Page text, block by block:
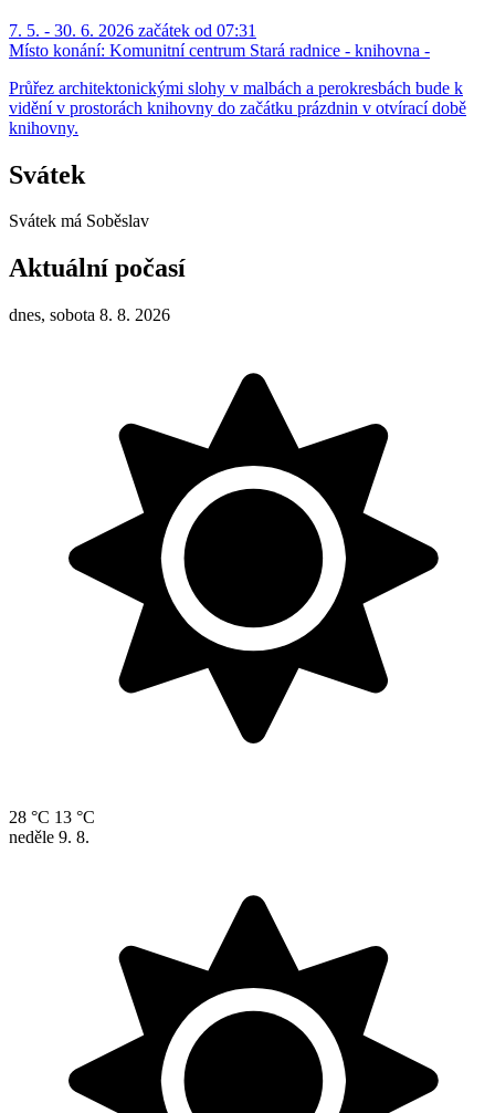
7. 5. - 30. 6. 2026 začátek od 07:31
Místo konání: Komunitní centrum Stará radnice - knihovna -
Průřez architektonickými slohy v malbách a perokresbách bude k
vidění v prostorách knihovny do začátku prázdnin v otvírací době
knihovny.
Svátek
Svátek má Soběslav
Aktuální počasí
dnes, sobota 8. 8. 2026
28 °C 13 °C
neděle 9. 8.